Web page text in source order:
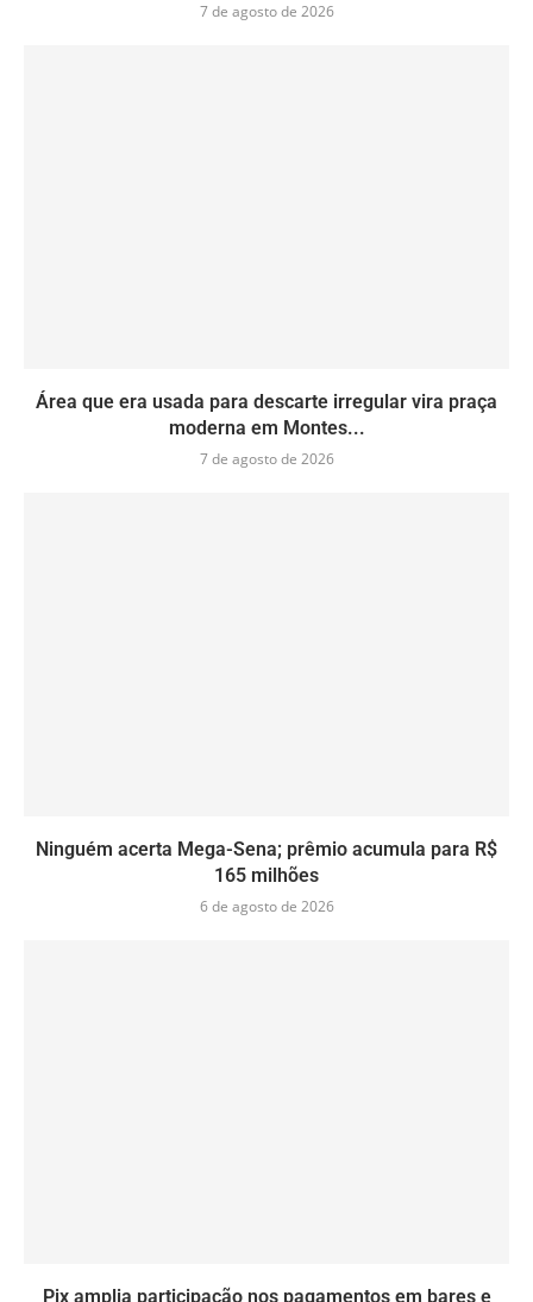
7 de agosto de 2026
Área que era usada para descarte irregular vira praça
moderna em Montes...
7 de agosto de 2026
Ninguém acerta Mega-Sena; prêmio acumula para R$
165 milhões
6 de agosto de 2026
Pix amplia participação nos pagamentos em bares e